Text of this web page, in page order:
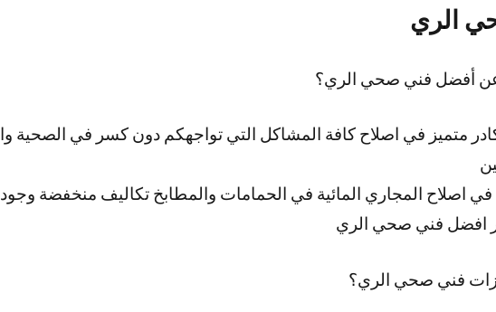
الري
أفضل فني صحي الري؟
متميز في اصلاح كافة المشاكل التي تواجهكم دون كسر في الصحية
اصلاح المجاري المائية في الحمامات والمطابخ تكاليف منخفضة
افضل فني صحي الري
فني صحي الري؟